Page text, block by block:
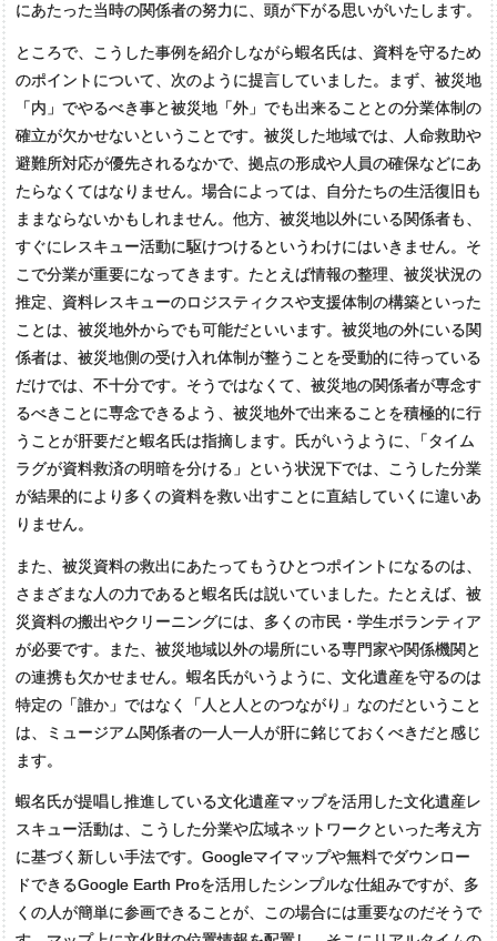
にあたった当時の関係者の努力に、頭が下がる思いがいたします。
ところで、こうした事例を紹介しながら蝦名氏は、資料を守るため
のポイントについて、次のように提言していました。まず、被災地
「内」でやるべき事と被災地「外」でも出来ることとの分業体制の
確立が欠かせないということです。被災した地域では、人命救助や
避難所対応が優先されるなかで、拠点の形成や人員の確保などにあ
たらなくてはなりません。場合によっては、自分たちの生活復旧も
ままならないかもしれません。他方、被災地以外にいる関係者も、
すぐにレスキュー活動に駆けつけるというわけにはいきません。そ
こで分業が重要になってきます。たとえば情報の整理、被災状況の
推定、資料レスキューのロジスティクスや支援体制の構築といった
ことは、被災地外からでも可能だといいます。被災地の外にいる関
係者は、被災地側の受け入れ体制が整うことを受動的に待っている
だけでは、不十分です。そうではなくて、被災地の関係者が専念す
るべきことに専念できるよう、被災地外で出来ることを積極的に行
うことが肝要だと蝦名氏は指摘します。氏がいうように、
「タイム
ラグが資料救済の明暗を分ける」という状況下では、こうした分業
が結果的により多くの資料を救い出すことに直結していくに違いあ
りません。
また、被災資料の救出にあたってもうひとつポイントになるのは、
さまざまな人の力であると蝦名氏は説いていました。たとえば、被
災資料の搬出やクリーニングには、多くの市民・学生ボランティア
が必要です。また、被災地域以外の場所にいる専門家や関係機関と
の連携も欠かせません。蝦名氏がいうように、文化遺産を守るのは
特定の「誰か」ではなく「人と人とのつながり」なのだということ
は、ミュージアム関係者の一人一人が肝に銘じておくべきだと感じ
ます。
蝦名氏が提唱し推進している文化遺産マップを活用した文化遺産レ
スキュー活動は、こうした分業や広域ネットワークといった考え方
に基づく新しい手法です。Googleマイマップや無料でダウンロー
ドできるGoogle Earth Proを活用したシンプルな仕組みですが、多
くの人が簡単に参画できることが、この場合には重要なのだそうで